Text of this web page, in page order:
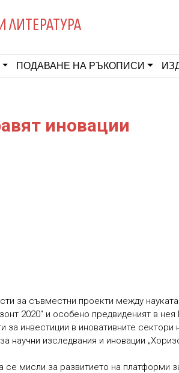
ЛИТЕРАТУРА
ПОДАВАНЕ НА РЪКОПИСИ
иновации
за съвместни проекти между
2020“ и особено предвиденият в
за инвестиции в иновативните
изследвания и иновации
се мисли за развитието на платформи